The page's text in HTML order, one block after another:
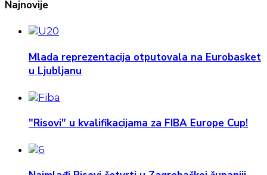
Najnovije
Mlada reprezentacija otputovala na Eurobasket
u Ljubljanu
"Risovi" u kvalifikacijama za FIBA Europe Cup!